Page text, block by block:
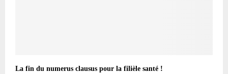
La fin du numerus clausus pour la filièle santé !